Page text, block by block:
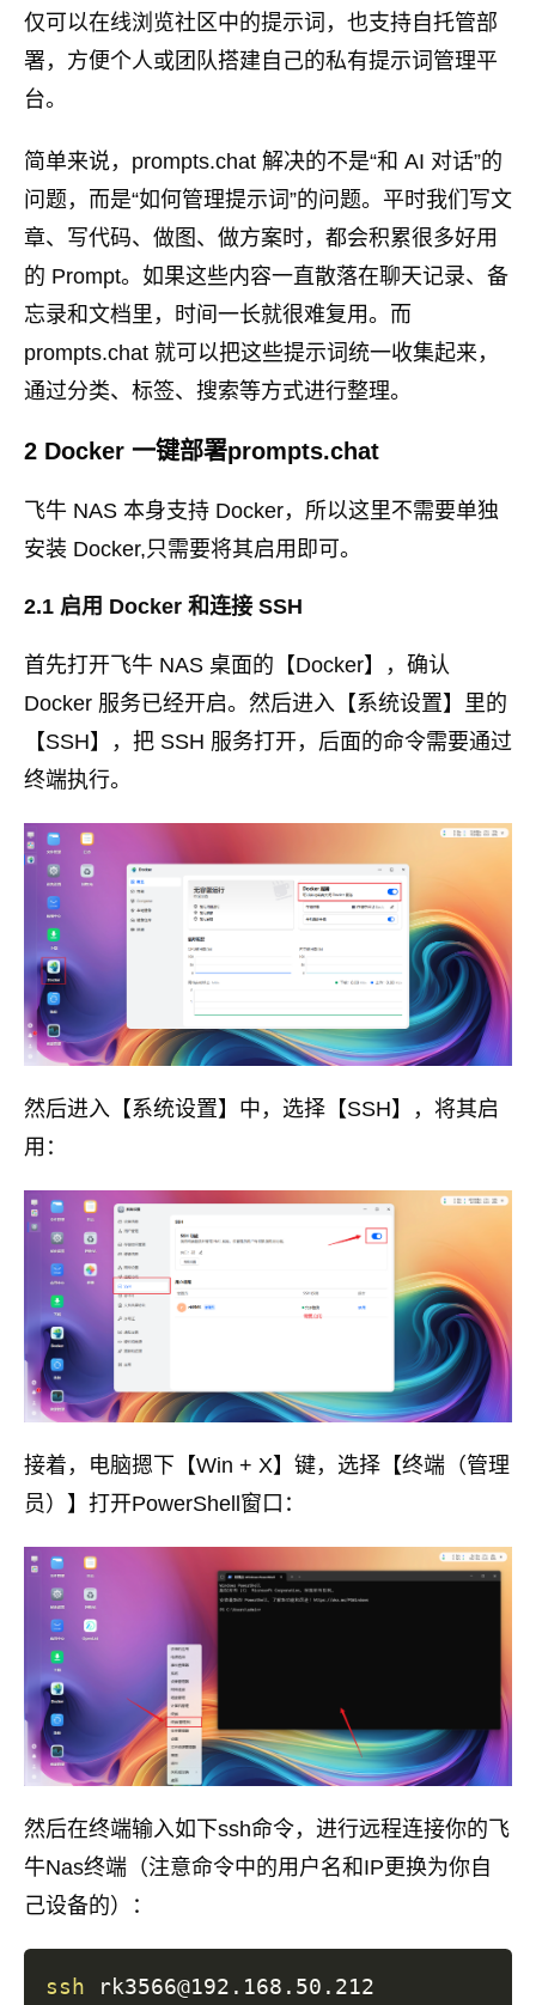
仅可以在线浏览社区中的提示词，也支持自托管部
署，方便个人或团队搭建自己的私有提示词管理平
台。
简单来说，prompts.chat 解决的不是“和 AI 对话”的
问题，而是“如何管理提示词”的问题。平时我们写文
章、写代码、做图、做方案时，都会积累很多好用
的 Prompt。如果这些内容一直散落在聊天记录、备
忘录和文档里，时间一长就很难复用。而
prompts.chat 就可以把这些提示词统一收集起来，
通过分类、标签、搜索等方式进行整理。
2 Docker 一键部署prompts.chat
飞牛 NAS 本身支持 Docker，所以这里不需要单独
安装 Docker,只需要将其启用即可。
2.1 启用 Docker 和连接 SSH
首先打开飞牛 NAS 桌面的【Docker】，确认
Docker 服务已经开启。然后进入【系统设置】里的
【SSH】，把 SSH 服务打开，后面的命令需要通过
终端执行。
然后进入【系统设置】中，选择【SSH】，将其启
用：
接着，电脑摁下【Win + X】键，选择【终端（管理
员）】打开PowerShell窗口：
然后在终端输入如下ssh命令，进行远程连接你的飞
牛Nas终端（注意命令中的用户名和IP更换为你自
己设备的）：
ssh